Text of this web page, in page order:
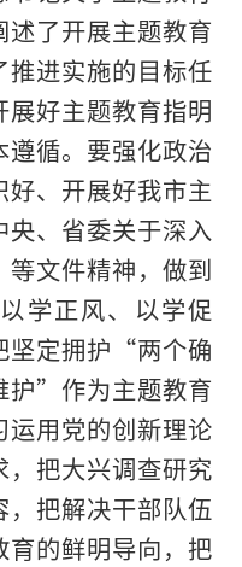
了开展主题教育
进实施的目标任
好主题教育指明
循。要强化政治
、开展好我市主
央、省委关于深入
等文件精神，做到
学正风、以学促
坚定拥护“两个确
护”作为主题教育
运用党的创新理论
把大兴调查研究
把解决干部队伍
育的鲜明导向，把